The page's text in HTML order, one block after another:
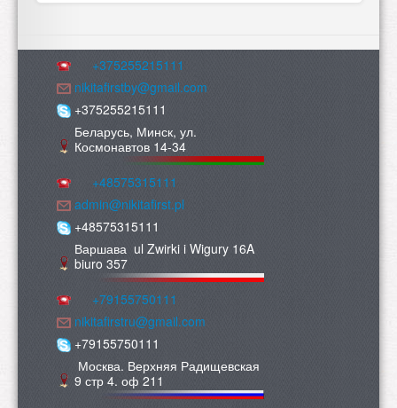
+375255215111
nikitafirstby@gmail.com
+375255215111
Беларусь, Минск, ул.
Космонавтов 14-34
+48575315111
admin@nikitafirst.pl
+48575315111
Варшава ul Zwirki i Wigury 16A
biuro 357
+79155750111
nikitafirstru@gmail.com
+79155750111
Москва. Верхняя Радищевская
9 стр 4. оф 211